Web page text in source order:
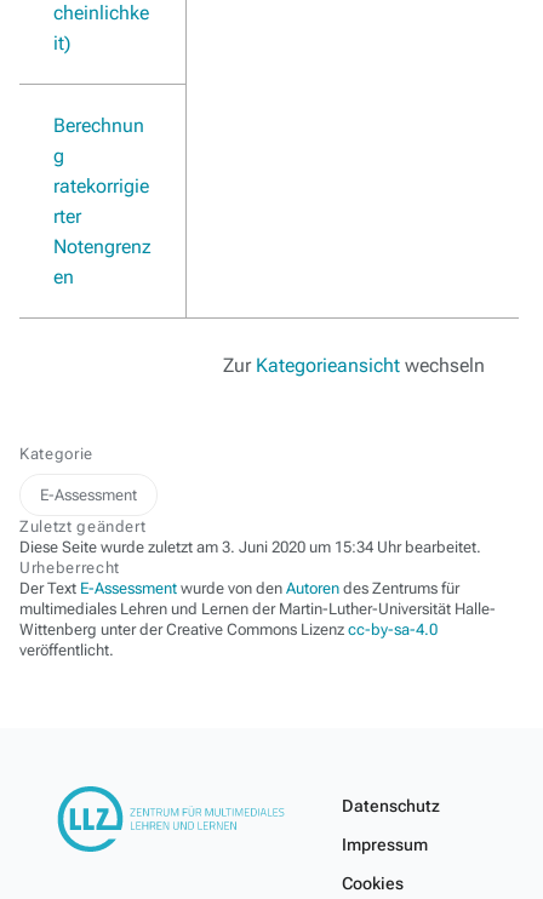
cheinlichke
it)
Berechnun
g
ratekorrigie
rter
Notengrenz
en
Zur Kategorieansichtwechseln
Kategorie
E-Assessment
Zuletzt geändert
Diese Seite wurde zuletzt am 3. Juni 2020 um 15:34 Uhr bearbeitet.
Urheberrecht
Der Text E-Assessment wurde von den Autoren des Zentrums für
multimediales Lehren und Lernen der Martin-Luther-Universität Halle-
Wittenberg unter der Creative Commons Lizenz cc-by-sa-4.0
veröffentlicht.
Datenschutz
Impressum
Cookies